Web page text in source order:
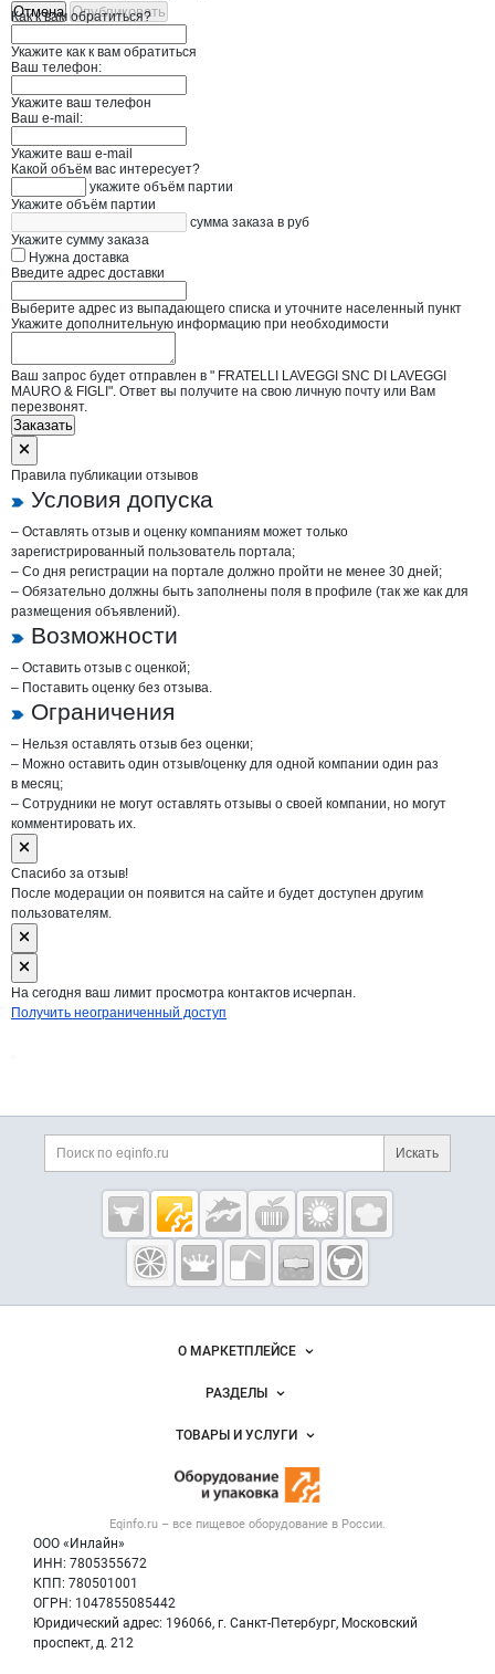
Отмена Опубликовать
Как к вам обратиться?
Укажите как к вам обратиться
Ваш телефон:
Укажите ваш телефон
Ваш e-mail:
Укажите ваш e-mail
Какой объём вас интересует?
укажите объём партии
Укажите объём партии
сумма заказа в руб
Укажите сумму заказа
Нужна доставка
Введите адрес доставки
Выберите адрес из выпадающего списка и уточните населенный пункт
Укажите дополнительную информацию при необходимости
Ваш запрос будет отправлен в " FRATELLI LAVEGGI SNC DI LAVEGGI
MAURO & FIGLI". Ответ вы получите на свою личную почту или Вам
перезвонят.
Заказать
Правила публикации отзывов
Условия допуска
– Оставлять отзыв и оценку компаниям может только
зарегистрированный пользователь портала;
– Со дня регистрации на портале должно пройти не менее 30 дней;
– Обязательно должны быть заполнены поля в профиле (так же как для
размещения объявлений).
Возможности
– Оставить отзыв с оценкой;
– Поставить оценку без отзыва.
Ограничения
– Нельзя оставлять отзыв без оценки;
– Можно оставить один отзыв/оценку для одной компании один раз
в месяц;
– Сотрудники не могут оставлять отзывы о своей компании, но могут
комментировать их.
Спасибо за отзыв!
После модерации он появится на сайте и будет доступен другим
пользователям.
На сегодня ваш лимит просмотра контактов исчерпан.
Получить неограниченный доступ
Дополнительная информация
Поиск по сайту и
Искать
Cсылки на полезные проекты
Eqinfo.ru —
пищевое
оборудование
и упаковка
Важные разделы и контакты
Eqinfo.ru – все пищевое оборудование в России.
ООО «Инлайн»
ИНН: 7805355672
КПП: 780501001
ОГРН: 1047855085442
Юридический адрес: 196066, г. Санкт-Петербург, Московский
проспект, д. 212
Навигация по сайтуО МАРКЕТПЛЕЙСЕ
Новости Eqinfo.ru
Размещение рекламы
Публичная оферта
Контактная информация
Политика обработки персональных данных
РАЗДЕЛЫ
Объявления
Вакансии
ТОВАРЫ И УСЛУГИ
Оборудование для пищепрома
Тара и упаковка
Б/у оборудование